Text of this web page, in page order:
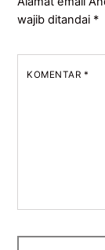
wajib ditandai *
KOMENTAR *